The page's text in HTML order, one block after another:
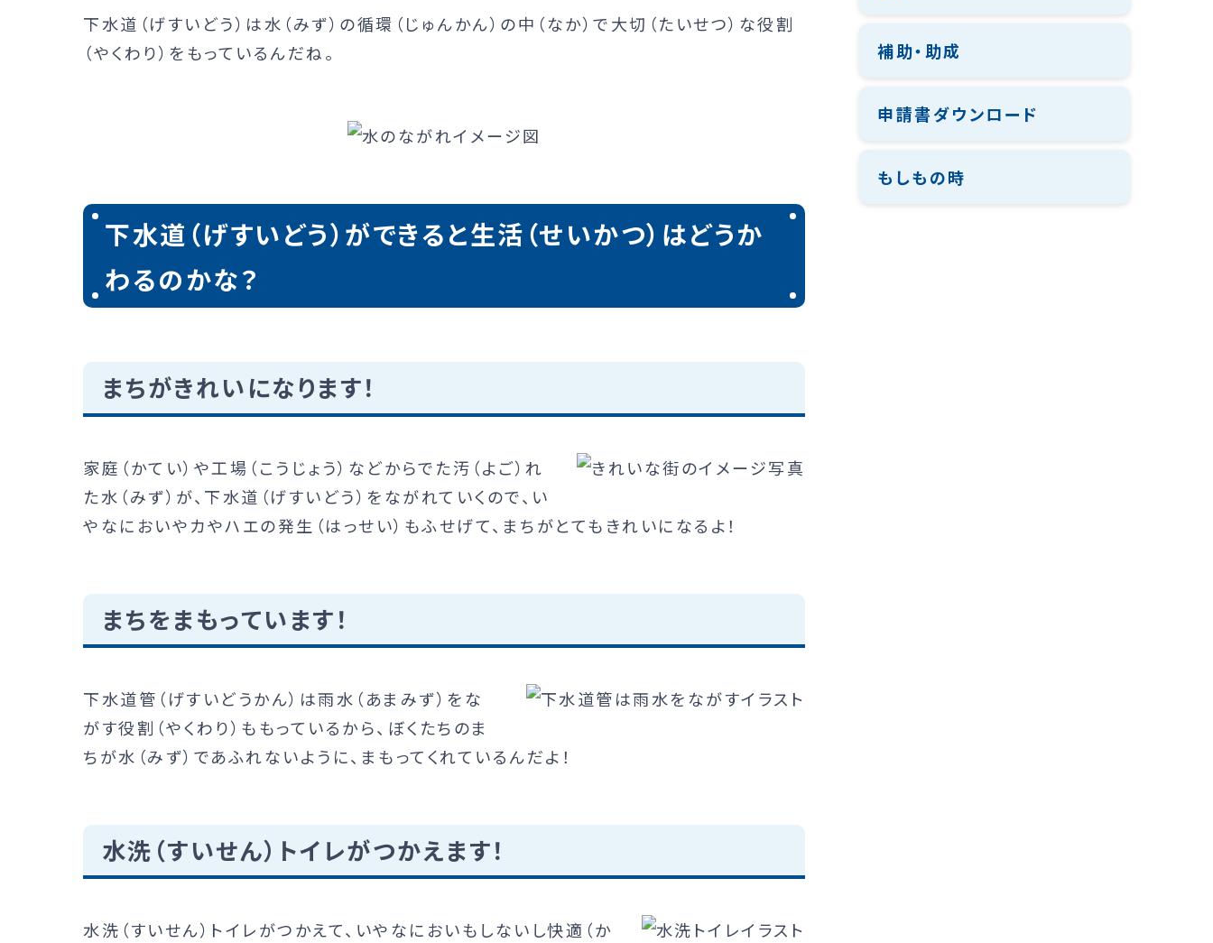
下水道（げすいどう）は水（みず）の循環（じゅんかん）の中（なか）で大切（たいせつ）な役割
（やくわり）をもっているんだね。
下水道（げすいどう）ができると生活（せいかつ）はどうか
わるのかな？
まちがきれいになります！
家庭（かてい）や工場（こうじょう）などからでた汚（よご）れ
た水（みず）が、下水道（げすいどう）をながれていくので、い
やなにおいやカやハエの発生（はっせい）もふせげて、まちがとてもきれいになるよ！
まちをまもっています！
下水道管（げすいどうかん）は雨水（あまみず）をな
がす役割（やくわり）ももっているから、ぼくたちのま
ちが水（みず）であふれないように、まもってくれているんだよ！
水洗（すいせん）トイレがつかえます！
水洗（すいせん）トイレがつかえて、いやなにおいもしないし快適（か
補助・助成
申請書ダウンロード
もしもの時